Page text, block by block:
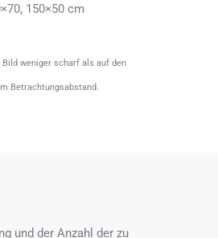
150×50 cm
weniger scharf als auf den
Betrachtungsabstand.
und der Anzahl der zu